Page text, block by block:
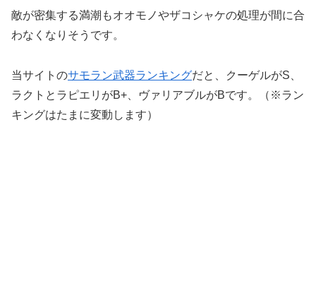
敵が密集する満潮もオオモノやザコシャケの処理が間に合
わなくなりそうです。
当サイトのサモラン武器ランキングだと、クーゲルがS、
ラクトとラピエリがB+、ヴァリアブルがBです。（※ラン
キングはたまに変動します）